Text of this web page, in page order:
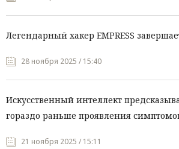
Легендарный хакер EMPRESS
28 ноября 2025 / 15:40
Искусственный интеллект
гораздо раньше проявления
21 ноября 2025 / 15:11